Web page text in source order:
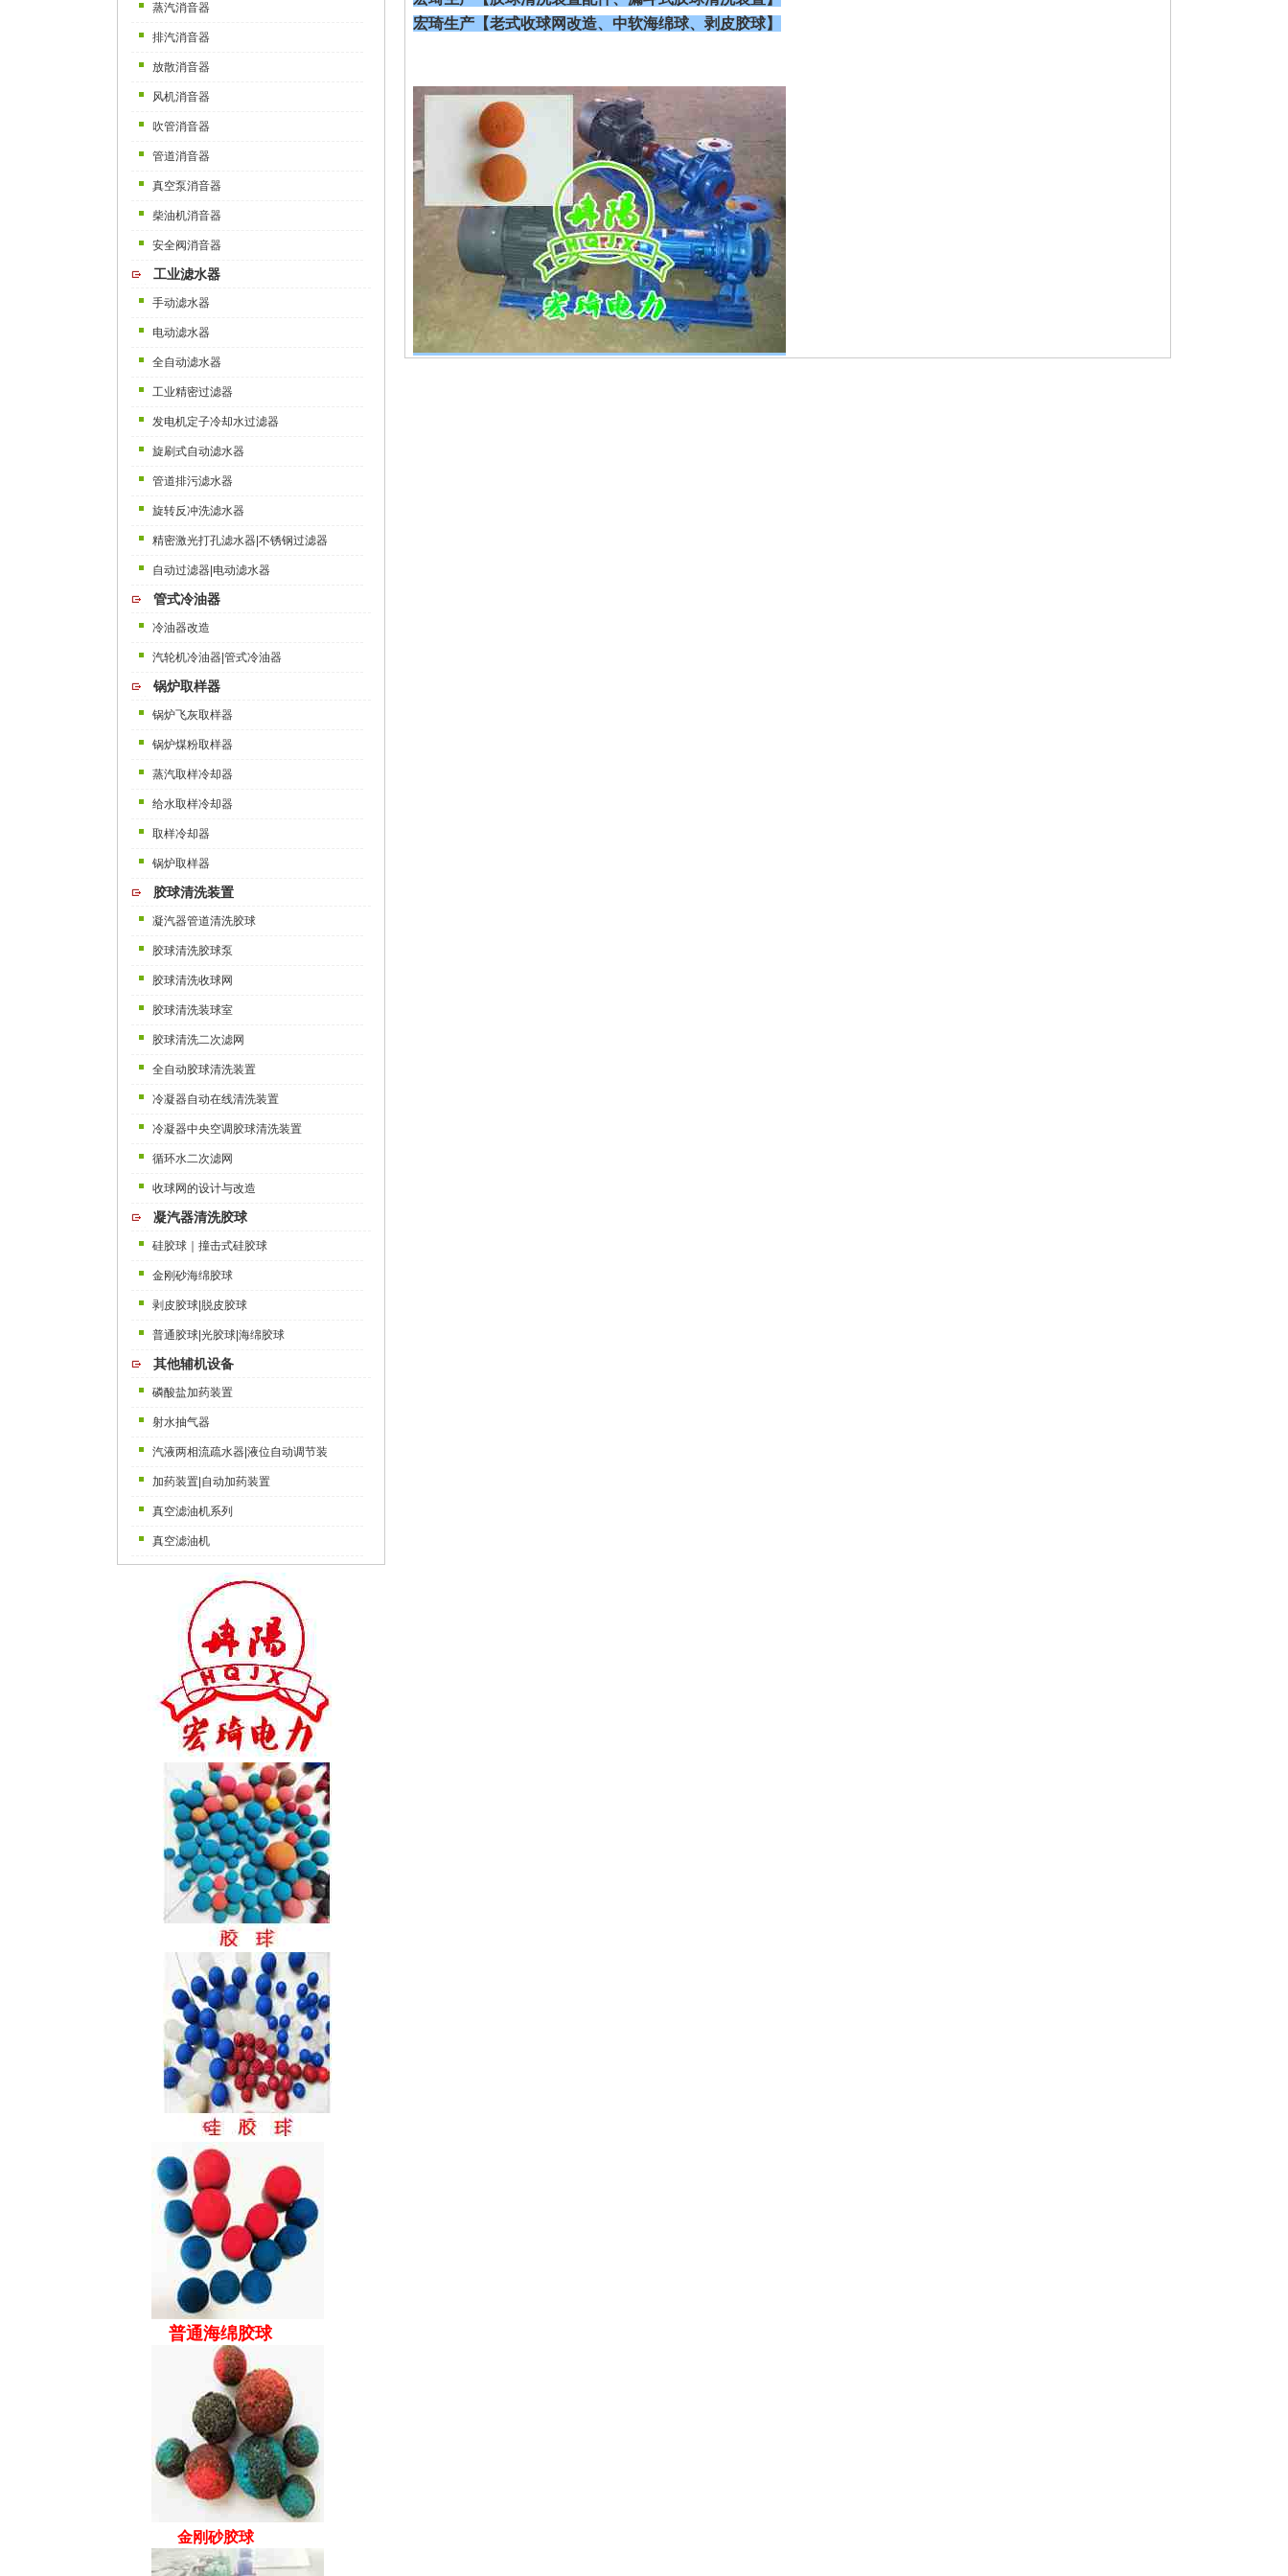
蒸汽消音器
排汽消音器
放散消音器
风机消音器
吹管消音器
管道消音器
真空泵消音器
柴油机消音器
安全阀消音器
工业滤水器
手动滤水器
电动滤水器
全自动滤水器
工业精密过滤器
发电机定子冷却水过滤器
旋刷式自动滤水器
管道排污滤水器
旋转反冲洗滤水器
精密激光打孔滤水器|不锈钢过滤器
自动过滤器|电动滤水器
管式冷油器
冷油器改造
汽轮机冷油器|管式冷油器
锅炉取样器
锅炉飞灰取样器
锅炉煤粉取样器
蒸汽取样冷却器
给水取样冷却器
取样冷却器
锅炉取样器
胶球清洗装置
凝汽器管道清洗胶球
胶球清洗胶球泵
胶球清洗收球网
胶球清洗装球室
胶球清洗二次滤网
全自动胶球清洗装置
冷凝器自动在线清洗装置
冷凝器中央空调胶球清洗装置
循环水二次滤网
收球网的设计与改造
凝汽器清洗胶球
硅胶球｜撞击式硅胶球
金刚砂海绵胶球
剥皮胶球|脱皮胶球
普通胶球|光胶球|海绵胶球
其他辅机设备
磷酸盐加药装置
射水抽气器
汽液两相流疏水器|液位自动调节装
加药装置|自动加药装置
真空滤油机系列
真空滤油机
普通海绵胶球
金刚砂胶球
宏琦生产【老式收球网改造、中软海绵球、剥皮胶球】